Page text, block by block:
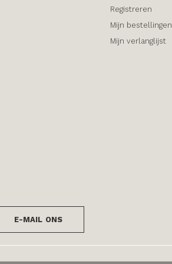
Registreren
Mijn bestellingen
Mijn verlanglijst
E-MAIL ONS